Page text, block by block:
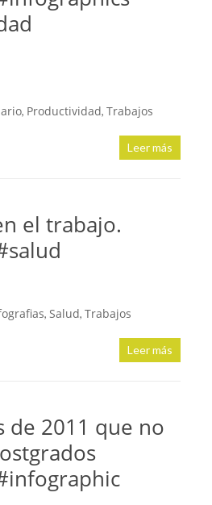
, Productividad, Trabajos
Leer más
el trabajo.
, Salud, Trabajos
Leer más
de 2011 que no